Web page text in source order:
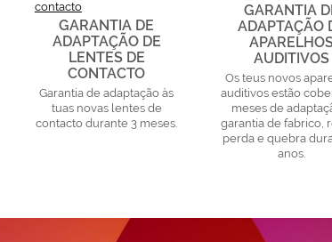
GARANTIA DE
ADAPTAÇÃO DE
LENTES DE
CONTACTO
Garantia de adaptação às
tuas novas lentes de
contacto durante 3 meses.
GARANTIA
ADAPTAÇÃO
AUDITIVOS
Os teus novos
auditivos estão
meses de
garantia de fabrico,
perda e quebra
anos.